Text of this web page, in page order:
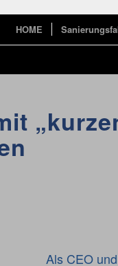
HOME
Als CEO